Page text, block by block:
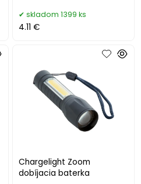
skladom 1399 ks
4.11 €
Chargelight Zoom
dobíjacia baterka